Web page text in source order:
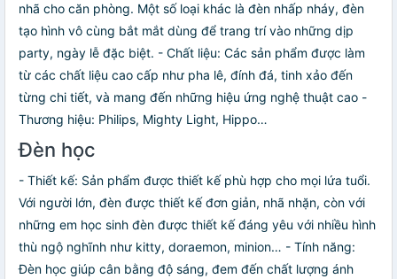
nhã cho căn phòng. Một số loại khác là đèn nhấp nháy, đèn
tạo hình vô cùng bắt mắt dùng để trang trí vào những dịp
party, ngày lễ đặc biệt. - Chất liệu: Các sản phẩm được làm
từ các chất liệu cao cấp như pha lê, đính đá, tinh xảo đến
từng chi tiết, và mang đến những hiệu ứng nghệ thuật cao -
Thương hiệu: Philips, Mighty Light, Hippo…
Đèn học
- Thiết kế: Sản phẩm được thiết kế phù hợp cho mọi lứa tuổi.
Với người lớn, đèn được thiết kế đơn giản, nhã nhặn, còn với
những em học sinh đèn được thiết kế đáng yêu với nhiều hình
thù ngộ nghĩnh như kitty, doraemon, minion… - Tính năng:
Đèn học giúp cân bằng độ sáng, đem đến chất lượng ánh